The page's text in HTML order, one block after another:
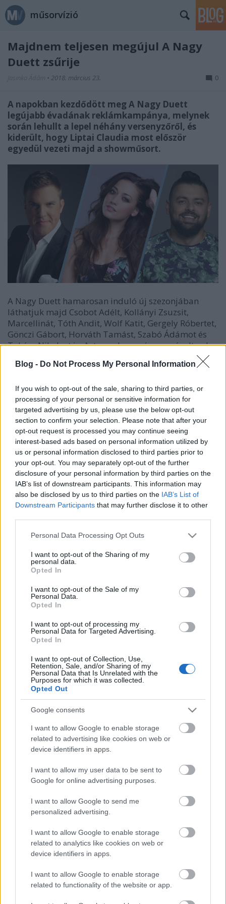
Blog - Do Not Process My Personal Information
If you wish to opt-out of the sale, sharing to third parties, or
processing of your personal or sensitive information for
targeted advertising by us, please use the below opt-out
section to confirm your selection. Please note that after your
opt-out request is processed you may continue seeing
interest-based ads based on personal information utilized by
us or personal information disclosed to third parties prior to
your opt-out. You may separately opt-out of the further
disclosure of your personal information by third parties on the
IAB’s list of downstream participants. This information may
also be disclosed by us to third parties on the IAB’s List of
Downstream Participants that may further disclose it to other
Please note that this website/app uses one or more Google
not limited to your visit or usage behaviour. You may click to
grant or deny consent to Google and its third-party tags to
use your data for below specified purposes in below Google
consent section.
Personal Data Processing Opt Outs
I want to opt-out of the Sharing of my
personal data.
Opted In
I want to opt-out of the Sale of my
Personal Data.
Opted In
I want to opt-out of processing my
Personal Data for Targeted Advertising.
Opted In
I want to opt-out of Collection, Use,
Retention, Sale, and/or Sharing of my
Personal Data that Is Unrelated with the
Purposes for which it was collected.
Opted Out
Google consents
I want to allow Google to enable storage
related to advertising like cookies on web or
device identifiers in apps.
I want to allow my user data to be sent to
Google for online advertising purposes.
I want to allow Google to send me
personalized advertising.
I want to allow Google to enable storage
related to analytics like cookies on web or
device identifiers in apps.
I want to allow Google to enable storage
related to functionality of the website or app.
műsorvízió
Majdnem teljesen megújul A Nagy
Duett zsűrije
• 2018. március 23. 0
A napokban kezdődött meg A Nagy Duett
legújabb évadának reklámkampánya, melynek
során lehullt a lepel néhány versenyzőről, és
kiderült, hogy Liptai Claudia most először
egyedül vezeti majd a showműsort.
A Nagy Duett hamarosan induló új szezonjában
láthatjuk majd Csobot Adélt, Kollányi Zsuzsit,
Marcellinát, Tóth Andit, Wolf Katit, Gergely Róbertet,
Gönczi Gábort, Horváth Tamást, Szabó Ádámot és
Takács Nikolast is. Azt azonban még nem árulta el a
TV2, hogy kiknek az oldalán szállnak versenybe "az
év duettpárja" címért.
A műsor idei évadában több változás is lesz a
korábbiakhoz képest. A legszembetűnőbb, hogy
majdnem teljesen lecserélik a zsűrit. Egyedül csak
Kasza Tibor tér vissza, ő az aki A Nagy Duett 2011-es
indulása óta tagja az ítészcsapatnak. Az előző két
szezonban véleményező Szulák Andrea és Cooky
helyére Nagy Adri énekesnő, és Pápai Joci ül.
A zsűri összetétele mellett megváltozik a szavazás
menete is.A produkciók alatt a nézők 1-10-ig
pontozhatják a párosokat a TV2 Live applikáció
segítségével, majd a zsűri is kiosztja pontjait. A két
akire kevesebb voks érkezik a műsor végi extra
szavazáson - áll a közleményben.
Fotók: TV2
Címkék:zsűri showműsor TV2 TV2 Csoport Kasza Tibor
Nagy Duett Nagy Adri Pápai Joci tavaszi szezon 2018
Ajánlott bejegyzések:
(Hayatimin Aski)
Új logót kap és arculatot vált az egyik
hazai sorozatcsatorna
csak nyáron öl (La mafia uccide solo
d'estate)
Szinkronhangok: Krypton (Krypton)